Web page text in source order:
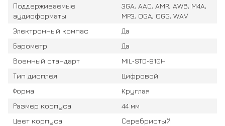
Поддерживаемые
аудиоформаты
3GA, AAC, AMR, AWB, M4A,
MP3, OGA, OGG, WAV
Электронный компас
Да
Барометр
Да
Военный стандарт
MIL‑STD‑810H
Тип дисплея
Цифровой
Форма
Круглая
Размер корпуса
44 мм
Цвет корпуса
Серебристый